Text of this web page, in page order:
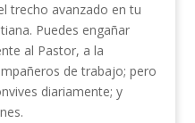
trecho avanzado en tu
Puedes engañar
al Pastor, a la
de trabajo; pero
diariamente; y